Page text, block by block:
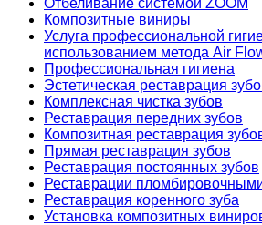
Отбеливание системой ZOOM
Композитные виниры
Услуга профессиональной
использованием метода Air
Профессиональная гигиена
Эстетическая реставрация
Комплексная чистка зубов
Реставрация передних зубов
Композитная реставрация
Прямая реставрация зубов
Реставрация постоянных зубов
Реставрации
Реставрация коренного зуба
Установка композитных